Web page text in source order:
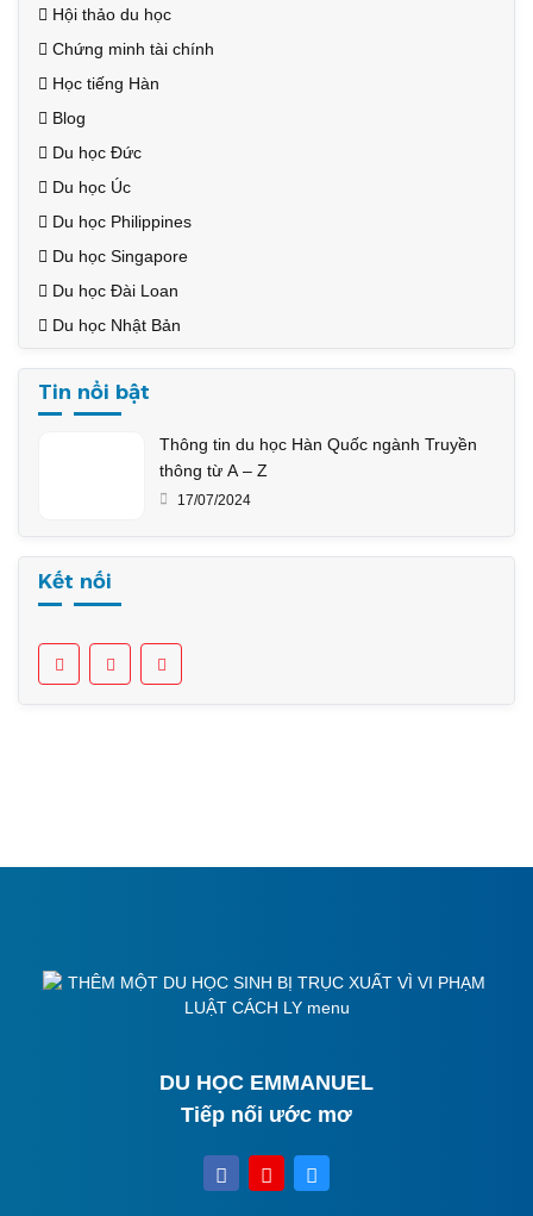
Hội thảo du học
Chứng minh tài chính
Học tiếng Hàn
Blog
Du học Đức
Du học Úc
Du học Philippines
Du học Singapore
Du học Đài Loan
Du học Nhật Bản
Tin nổi bật
Thông tin du học Hàn Quốc ngành Truyền
thông từ A – Z
17/07/2024
Kết nối
DU HỌC EMMANUEL
Tiếp nối ước mơ